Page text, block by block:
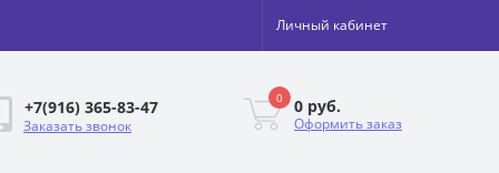
Личный кабинет
+7(916) 365-83-47
Заказать звонок
0 0 руб.
Оформить заказ